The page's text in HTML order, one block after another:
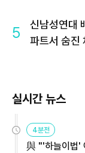
5
신남성연대
파트서 숨진
실시간 뉴스
4분전
與 "'하늘이법'